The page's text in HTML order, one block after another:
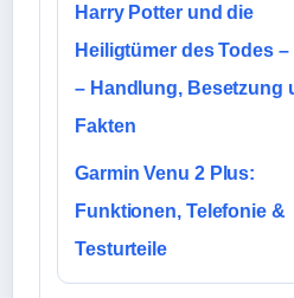
Harry Potter und die
Heiligtümer des Todes –
– Handlung, Besetzung
Fakten
Garmin Venu 2 Plus:
Funktionen, Telefonie &
Testurteile